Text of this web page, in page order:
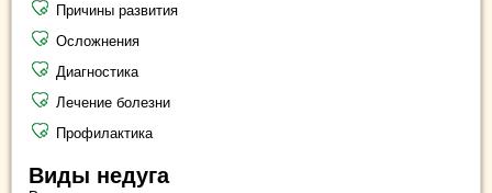
Причины развития
Осложнения
Диагностика
Лечение болезни
Профилактика
Виды недуга